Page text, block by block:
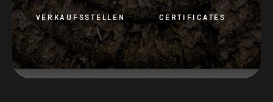
VERKAUFSSTELLEN CERTIFICATES